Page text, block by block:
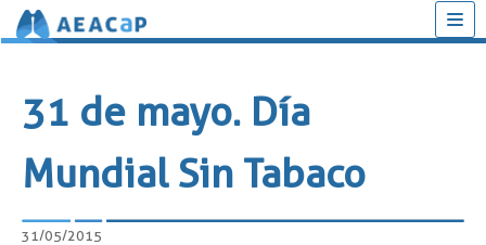
contenido
31 de mayo. Día
Mundial Sin Tabaco
31/05/2015